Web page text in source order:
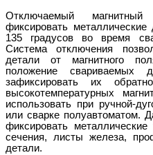
Отключаемый
фиксировать
135 градусов во время
Система отключения
детали от магнитного
положение
зафиксировать их
высокотемпературных
использовать при ручной-
или сварке полуавтоматом.
фиксировать металлические
сечения, листы железа,
детали.